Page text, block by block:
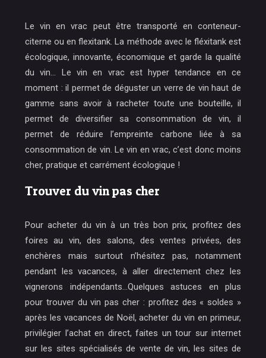
Le vin en vrac peut être transporté en conteneur-
citerne ou en flexitank. La méthode avec le fléxitank est
écologique, innovante, économique et garde la qualité
du vin… Le vin en vrac est hyper tendance en ce
moment : il permet de déguster un verre de vin haut de
gamme sans avoir à racheter toute une bouteille, il
permet de diversifier sa consommation de vin, il
permet de réduire l’empreinte carbone liée à sa
consommation de vin. Le vin en vrac, c’est donc moins
cher, pratique et carrément écologique !
Trouver du vin pas cher
Pour acheter du vin à un très bon prix, profitez des
foires au vin, des salons, des ventes privées, des
enchères mais surtout n’hésitez pas, notamment
pendant les vacances, à aller directement chez les
vignerons indépendants…Quelques astuces en plus
pour trouver du vin pas cher : profitez des « soldes »
après les vacances de Noël, acheter du vin en primeur,
privilégier l’achat en direct, faites un tour sur internet
sur les sites spécialisés de vente de vin, les sites de